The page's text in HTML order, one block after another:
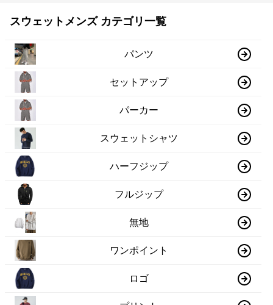
スウェットメンズ カテゴリ一覧
パンツ
セットアップ
パーカー
スウェットシャツ
ハーフジップ
フルジップ
無地
ワンポイント
ロゴ